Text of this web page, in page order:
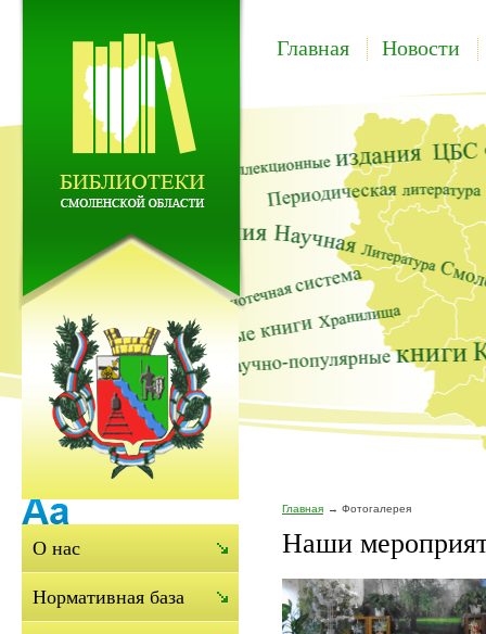
Главная Новости
Главная Фотогалерея
Наши
О нас
Нормативная база